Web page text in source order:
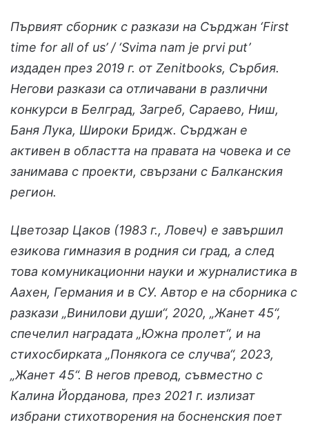
Първият сборник с разкази на Сърджан ‘First
time for all of us’ / ‘Svima nam je prvi put’
издаден през 2019 г. от Zenitbooks, Сърбия.
Негови разкази са отличавани в различни
конкурси в Белград, Загреб, Сараево, Ниш,
Баня Лука, Широки Бридж. Сърджан е
активен в областта на правата на човека и се
занимава с проекти, свързани с Балканския
регион.
Цветозар Цаков (1983 г., Ловеч) е завършил
езикова гимназия в родния си град, а след
това комуникационни науки и журналистика в
Аахен, Германия и в СУ. Автор е на сборника с
разкази „Винилови души“, 2020, „Жанет 45“,
спечелил наградата „Южна пролет“, и на
стихосбирката „Понякога се случва“, 2023,
„Жанет 45“. В негов превод, съвместно с
Калина Йорданова, през 2021 г. излизат
избрани стихотворения на босненския поет